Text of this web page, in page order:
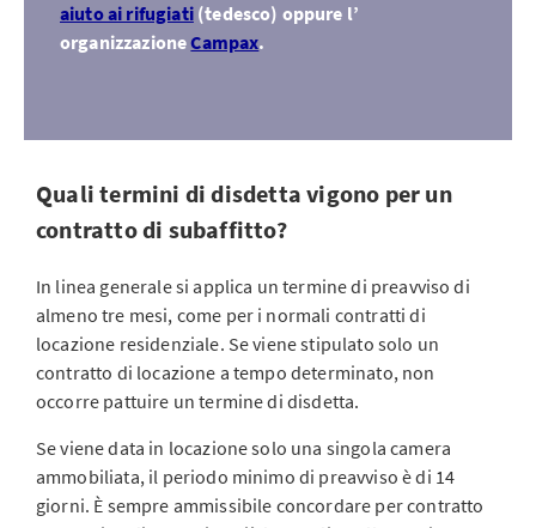
aiuto ai rifugiati(tedesco) oppure l’
organizzazioneCampax.
Quali termini di disdetta vigono per un
contratto di subaffitto?
In linea generale si applica un termine di preavviso di
almeno tre mesi, come per i normali contratti di
locazione residenziale. Se viene stipulato solo un
contratto di locazione a tempo determinato, non
occorre pattuire un termine di disdetta.
Se viene data in locazione solo una singola camera
ammobiliata, il periodo minimo di preavviso è di 14
giorni. È sempre ammissibile concordare per contratto